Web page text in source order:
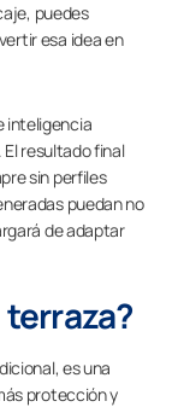
puedes
esa idea en
inteligencia
resultado final
sin perfiles
puedan no
de adaptar
es una
protección y